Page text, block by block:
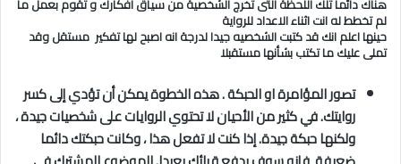
هناك دائما تلك اللحظة التى تخرج الشخصية من سياق افكارك و تقوم بعمل ما
لم تخطط له انت اثناء الاعداد للرواية
حينها اعلم انك قد كتبت الشخصيه جيدا لدرجة انه اصبح لها تفكير مستقل وقد
تملى عليك ما تكتب بشأنها مستقبلا
تصور المؤامرة او الحبكة . هذه الخطوة يمكن أن تؤدي إلى كسر
روايتك. في كثير من الأحيان لا تحتوي الروايات على شخصيات جيدة ،
ولكنها حبكة جيدة. إذا كنت لا تفعل هذا ، وكانت حبكتك دائما